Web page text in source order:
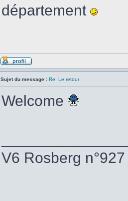
département
Sujet du message : Re: Le retour
Welcome
V6 Rosberg n°927